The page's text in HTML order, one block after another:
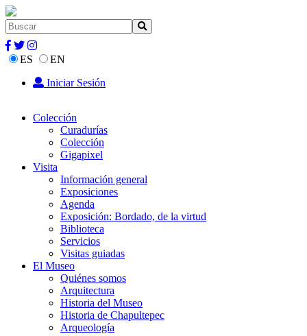
ES
EN
Iniciar Sesión
Colección
Curadurías
Colección
Gigapixel
Visita
Información general
Exposiciones
Agenda
Exposición: Bordado, de la virtud
Biblioteca
Servicios
Visitas guiadas
El Museo
Quiénes somos
Arquitectura
Historia del Museo
Historia de Chapultepec
Arqueología